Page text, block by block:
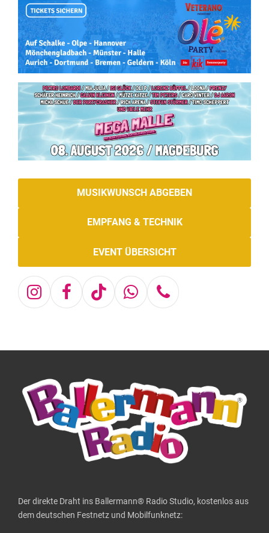
MUSIKWUNSCH ABGEBEN
EMPFANG & TECHNIK
EVENT ÜBERSICHT
Instagram
Facebook
TiktokWhatsapp
Telefon
Der direkte Draht ins Ballermann® Radio Studio, kostenlos aus
dem deutschen Festnetz und Mobilfunknetz: